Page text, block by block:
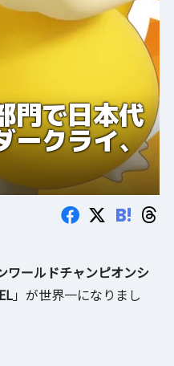
門で日本代
ークライ、
B!
ワールドチャンピオンシ
」が世界一になりまし